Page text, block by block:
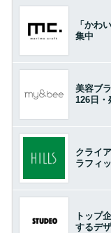
「かわ
集中
美容ブ
126日・
クライ
ラフィ
トップ
するデ